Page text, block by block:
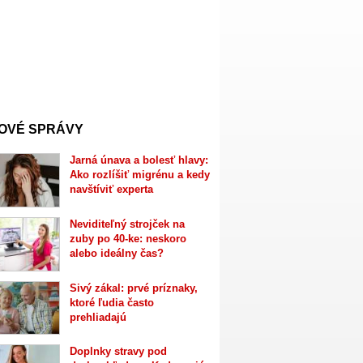
SPRÁVY
Jarná únava a bolesť hlavy:
Ako rozlíšiť migrénu a kedy
navštíviť experta
Neviditeľný strojček na
zuby po 40-ke: neskoro
alebo ideálny čas?
Sivý zákal: prvé príznaky,
ktoré ľudia často
prehliadajú
Doplnky stravy pod